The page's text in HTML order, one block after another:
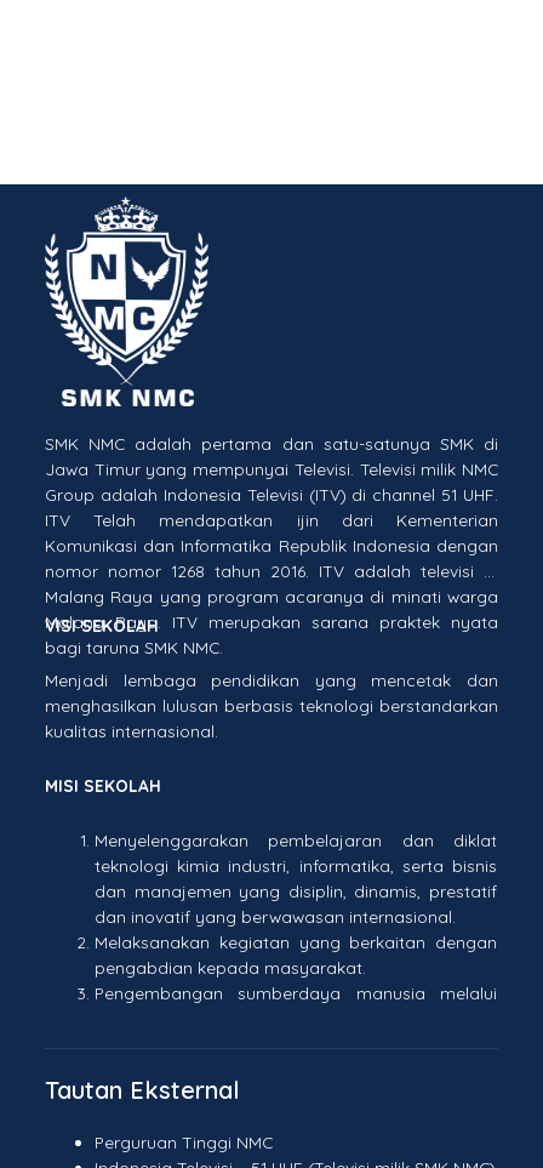
SMK NMC adalah pertama dan satu-satunya SMK di
Jawa Timur yang mempunyai Televisi. Televisi milik NMC
Group adalah Indonesia Televisi (ITV) di channel 51 UHF.
ITV Telah mendapatkan ijin dari Kementerian
Komunikasi dan Informatika Republik Indonesia dengan
nomor nomor 1268 tahun 2016. ITV adalah televisi di
Malang Raya yang program acaranya di minati warga
Malang Raya. ITV merupakan sarana praktek nyata
bagi taruna SMK NMC.
VISI SEKOLAH
Menjadi lembaga pendidikan yang mencetak dan
menghasilkan lulusan berbasis teknologi berstandarkan
kualitas internasional.
MISI SEKOLAH
Menyelenggarakan pembelajaran dan diklat
teknologi kimia industri, informatika, serta bisnis
dan manajemen yang disiplin, dinamis, prestatif
dan inovatif yang berwawasan internasional.
Melaksanakan kegiatan yang berkaitan dengan
pengabdian kepada masyarakat.
Pengembangan sumberdaya manusia melalui
berstandar internasional.
ketrampilan dasar.
pendidikan yang menekankan pada
Tautan Eksternal
Perguruan Tinggi NMC